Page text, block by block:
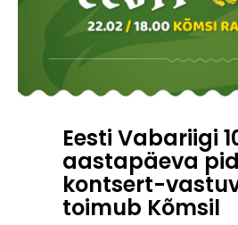
Eesti Vabariigi
aastapäeva
kontsert-
toimub Kõmsil